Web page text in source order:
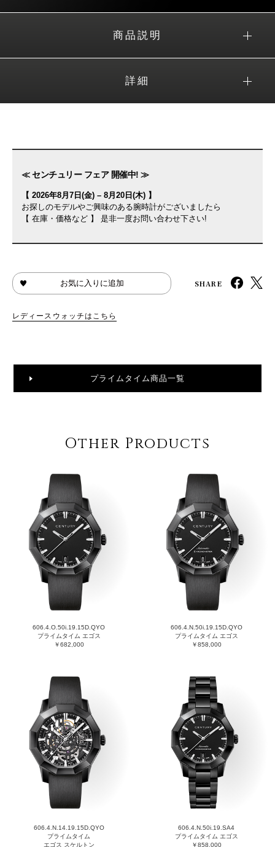
商品説明
詳細
≪ センチュリー フェア 開催中! ≫
【 2026年8月7日(金) – 8月20日(木) 】
お探しのモデルやご興味のある腕時計がございましたら
【 在庫・価格など 】 是非一度お問い合わせ下さい!
お気に入りに追加 SHARE
レディースウォッチはこちら
プライムタイム商品一覧
Other Products
606.4.O.50i.19.15D.QYO
プライムタイム エゴス
￥682,000
606.4.N.50i.19.15D.QYO
プライムタイム エゴス
￥858,000
606.4.N.14.19.15D.QYO
プライムタイム
エゴス スケルトン
606.4.N.50i.19.SA4
プライムタイム エゴス
￥858,000